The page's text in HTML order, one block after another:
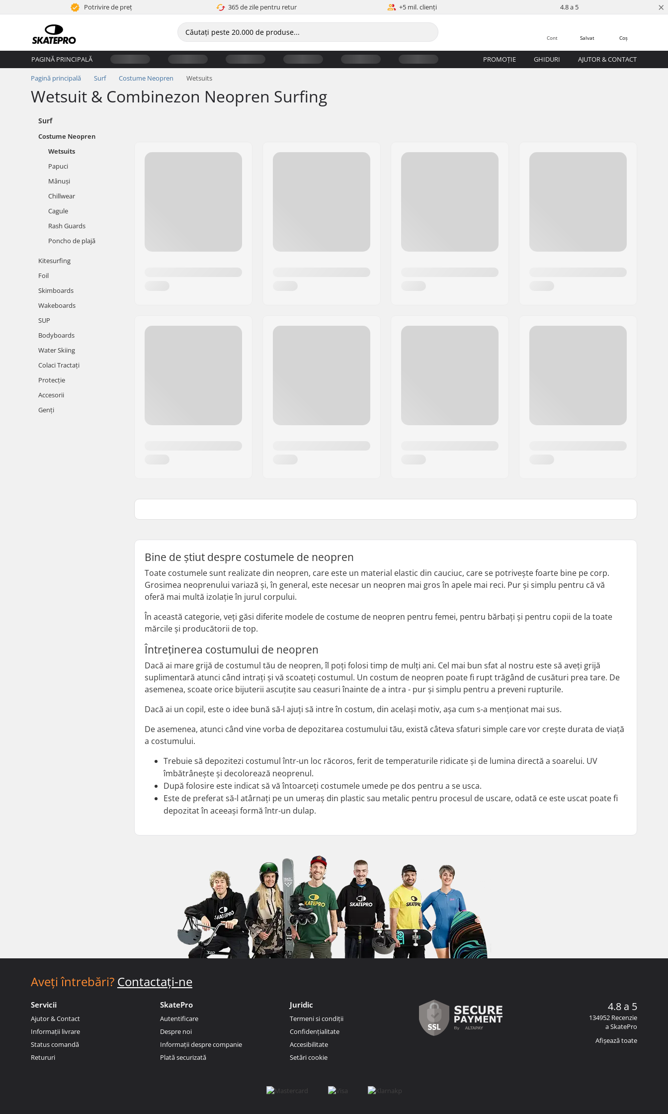
Potrivire de preț 365 de zile pentru retur +5 mil. clienți 4.8 a 5 ×
Coș
Salvat
Cont
PAGINĂ PRINCIPALĂ PROMOȚIE GHIDURI AJUTOR & CONTACT
Pagină principală Surf Costume Neopren Wetsuits
Wetsuit & Combinezon Neopren Surfing
Surf
Costume Neopren
Wetsuits
Papuci
Mânuși
Chillwear
Cagule
Rash Guards
Poncho de plajă
Kitesurfing
Foil
Skimboards
Wakeboards
SUP
Bodyboards
Water Skiing
Colaci Tractați
Protecție
Accesorii
Genți
Bine de știut despre costumele de neopren
Toate costumele sunt realizate din neopren, care este un material elastic din cauciuc, care se potrivește foarte bine pe corp.
Grosimea neoprenului variază și, în general, este necesar un neopren mai gros în apele mai reci. Pur și simplu pentru că vă
oferă mai multă izolație în jurul corpului.
În această categorie, veți găsi diferite modele de costume de neopren pentru femei, pentru bărbați și pentru copii de la toate
mărcile și producătorii de top.
Întreținerea costumului de neopren
Dacă ai mare grijă de costumul tău de neopren, îl poți folosi timp de mulți ani. Cel mai bun sfat al nostru este să aveți grijă
suplimentară atunci când intrați și vă scoateți costumul. Un costum de neopren poate fi rupt trăgând de cusături prea tare. De
asemenea, scoate orice bijuterii ascuțite sau ceasuri înainte de a intra - pur și simplu pentru a preveni rupturile.
Dacă ai un copil, este o idee bună să-l ajuți să intre în costum, din același motiv, așa cum s-a menționat mai sus.
De asemenea, atunci când vine vorba de depozitarea costumului tău, există câteva sfaturi simple care vor crește durata de viață
a costumului.
Trebuie să depozitezi costumul într-un loc răcoros, ferit de temperaturile ridicate și de lumina directă a soarelui. UV
îmbătrânește și decolorează neoprenul.
După folosire este indicat să vă întoarceți costumele umede pe dos pentru a se usca.
Este de preferat să-l atârnați pe un umeraș din plastic sau metalic pentru procesul de uscare, odată ce este uscat poate fi
depozitat în aceeași formă într-un dulap.
Aveți întrebări? Contactați-ne
Servicii
Ajutor & Contact
Informații livrare
Status comandă
Retururi
SkatePro
Autentificare
Despre noi
Informații despre companie
Plată securizată
Juridic
Termeni si condiții
Confidențialitate
Accesibilitate
Setări cookie
4.8 a 5
134952 Recenzie
a SkatePro
Afișează toate